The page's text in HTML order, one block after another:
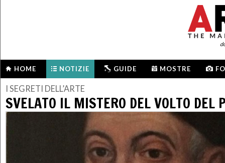
HOME NOTIZIE GUIDE MOSTRE
I SEGRETI DELL’ARTE
SVELATO IL MISTERO DEL VOLTO DEL